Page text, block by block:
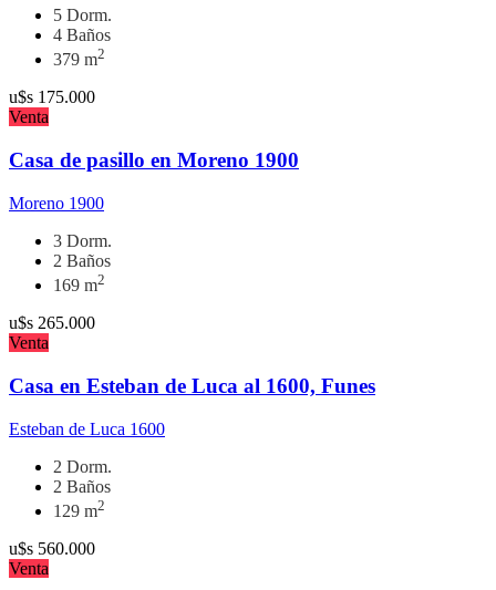
5 Dorm.
4 Baños
379 m2
u$s 175.000
Venta
Casa de pasillo en Moreno 1900
Moreno 1900
3 Dorm.
2 Baños
169 m2
u$s 265.000
Venta
Casa en Esteban de Luca al 1600, Funes
Esteban de Luca 1600
2 Dorm.
2 Baños
129 m2
u$s 560.000
Venta